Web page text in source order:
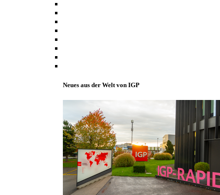
Neues aus der Welt von IGP